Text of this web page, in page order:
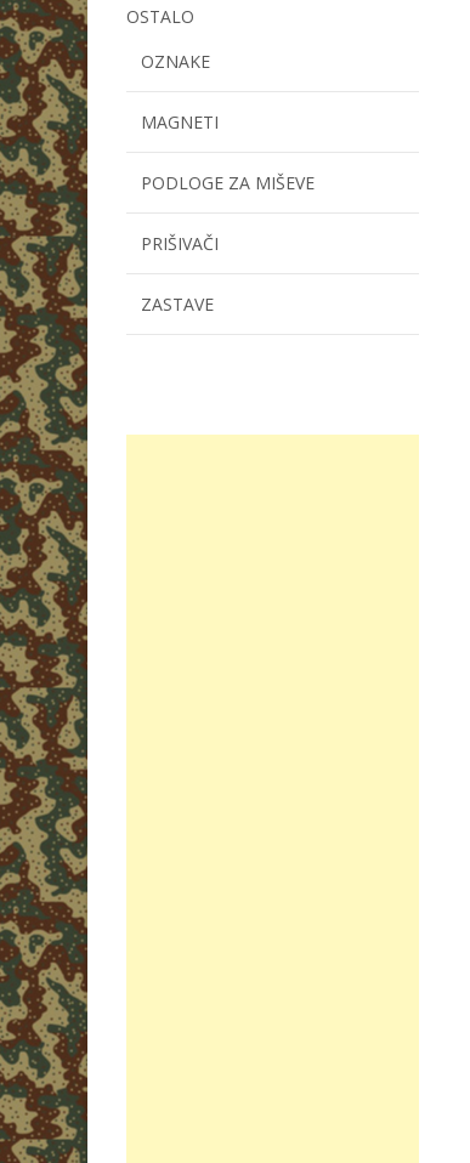
OSTALO
OZNAKE
MAGNETI
PODLOGE ZA MIŠEVE
PRIŠIVAČI
ZASTAVE